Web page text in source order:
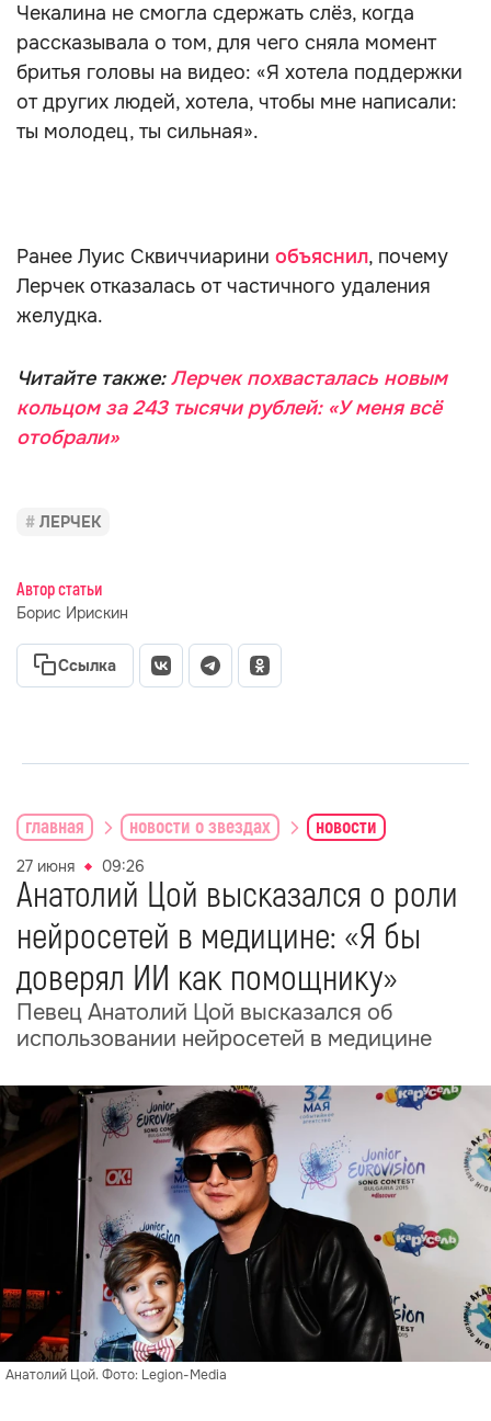
Чекалина не смогла сдержать слёз, когда
рассказывала о том, для чего сняла момент
бритья головы на видео: «Я хотела поддержки
от других людей, хотела, чтобы мне написали:
ты молодец, ты сильная».
Ранее Луис Сквиччиарини объяснил, почему
Лерчек отказалась от частичного удаления
желудка.
Читайте также:Лерчек похвасталась новым
кольцом за 243 тысячи рублей: «У меня всё
отобрали»
ЛЕРЧЕК
Автор статьи
Борис Ирискин
Ссылка
главная новости о звездах новости
27 июня 09:26
Анатолий Цой высказался о роли
нейросетей в медицине: «Я бы
доверял ИИ как помощнику»
Певец Анатолий Цой высказался об
использовании нейросетей в медицине
Анатолий Цой. Фото: Legion-Media